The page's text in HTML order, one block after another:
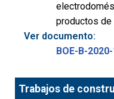
productos
Ver documento:
BOE-B-
Trabajos de